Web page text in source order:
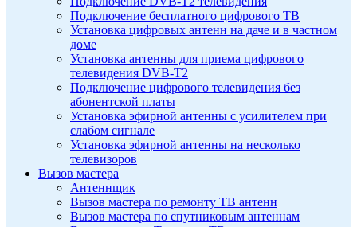
Подключение бесплатного цифрового ТВ
Установка цифровых антенн на даче и в частном
доме
Установка антенны для приема цифрового
телевидения DVB-T2
Подключение цифрового телевидения без
абонентской платы
Установка эфирной антенны с усилителем при
слабом сигнале
Установка эфирной антенны на несколько
телевизоров
Вызов мастера
Антеннщик
Вызов мастера по ремонту ТВ антенн
Вызов мастера по спутниковым антеннам